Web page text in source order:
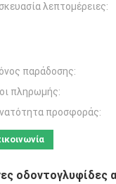
λεπτομέρειες:
παράδοσης:
πληρωμής:
προσφοράς:
οδοντογλυφίδες